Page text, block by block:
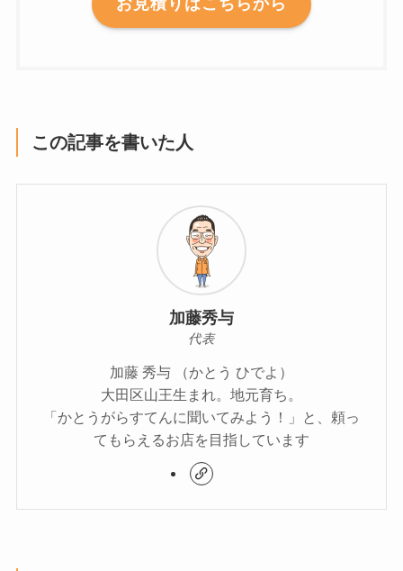
お見積りはこちらから
この記事を書いた人
加藤秀与
代表
加藤 秀与 （かとう ひでよ）
大田区山王生まれ。地元育ち。
「かとうがらすてんに聞いてみよう！」と、頼っ
てもらえるお店を目指しています